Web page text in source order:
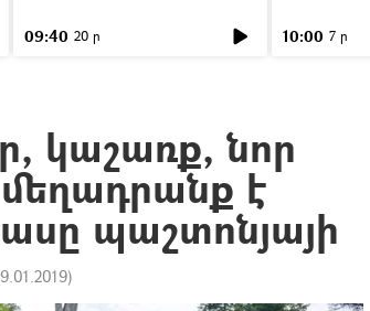
09:40 20 ր 10:00 7 ր
կաշառք, նոր
է
պաշտոնյայի
)